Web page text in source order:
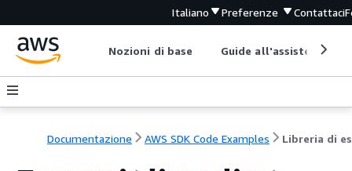
Italiano Preferenze Contattaci
Nozioni di base Guide all'assistenza
Documentazione AWS SDK Code Examples